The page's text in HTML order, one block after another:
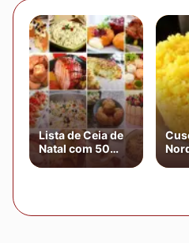
Lista de Ceia de
Natal com 50
Receitas